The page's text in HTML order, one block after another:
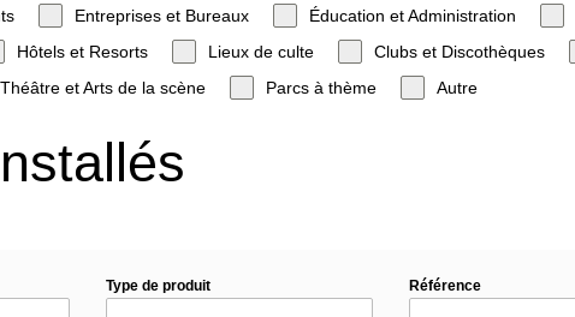
Entreprises et Bureaux Éducation et Administration
Hôtels et Resorts Lieux de culte Clubs et Discothèques
Théâtre et Arts de la scène Parcs à thème Autre
Type de produit Référence